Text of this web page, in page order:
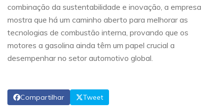
combinação da sustentabilidade e inovação, a empresa
mostra que há um caminho aberto para melhorar as
tecnologias de combustão interna, provando que os
motores a gasolina ainda têm um papel crucial a
desempenhar no setor automotivo global.
Compartilhar Tweet